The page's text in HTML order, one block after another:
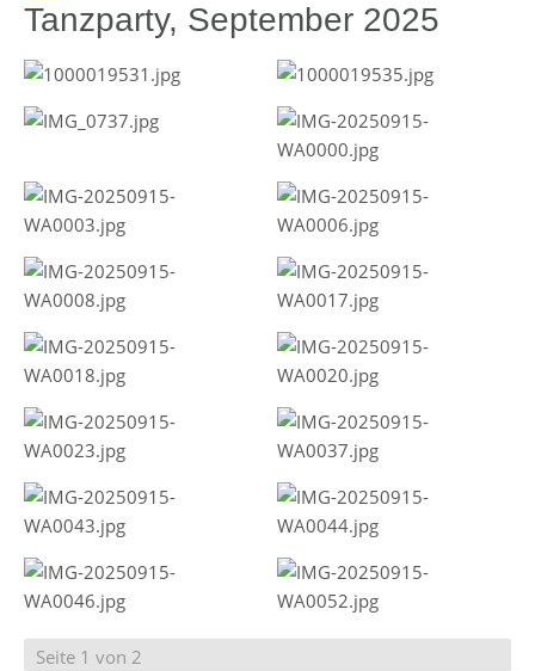
Tanzparty, September 2025
Seite 1 von 2